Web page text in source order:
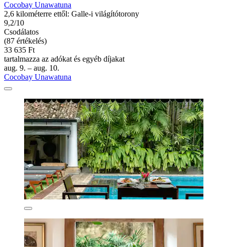
Cocobay Unawatuna
2,6 kilométerre ettől: Galle-i világítótorony
9,2/10
Csodálatos
(87 értékelés)
33 635 Ft
tartalmazza az adókat és egyéb díjakat
aug. 9. – aug. 10.
Cocobay Unawatuna